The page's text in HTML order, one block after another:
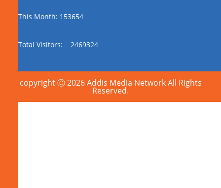
This Month: 153654
Total Visitors: 2469324
copyright Ⓒ 2026 Addis Media Network All Rights
Reserved.